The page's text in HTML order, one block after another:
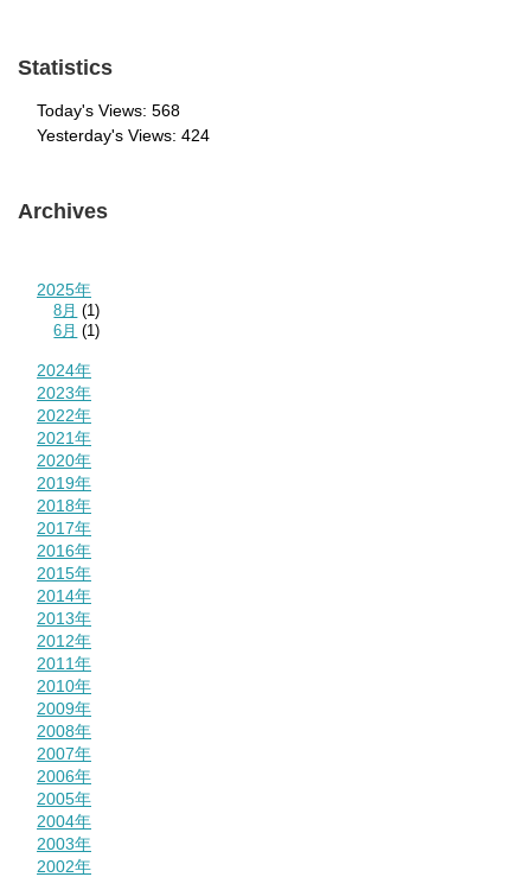
Statistics
Today's Views: 568
Yesterday's Views: 424
Archives
2025年
8月 (1)
6月 (1)
2024年
2023年
2022年
2021年
2020年
2019年
2018年
2017年
2016年
2015年
2014年
2013年
2012年
2011年
2010年
2009年
2008年
2007年
2006年
2005年
2004年
2003年
2002年